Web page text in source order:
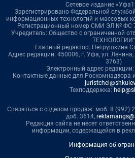
Сетевое издание
Зарегистрировано Федеральной
информационных технологий и массовых
Регистрационный номер СМИ ЭЛ № ФС
Учредитель: Общество с ограниченной
ТЕХНОЛОГИИ"
Главный редактор: Петрушкина
Адрес редакции: 450006, г. Уфа, ул.
3763)
Электронный адрес редакции:
Контактные данные для Роскомнадзора
Техподдержка:
Связаться с отделом продаж: моб. 8 (992)
доб. 3614,
Редакция сайта не несет
информации, содержащейся в
Информация об